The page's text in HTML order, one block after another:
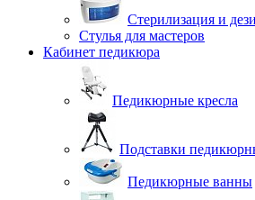
Стерилизация и
Стулья для мастеров
Кабинет педикюра
Педикюрные кресла
Подставки
Педикюрные ванны